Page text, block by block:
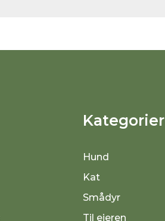
Kategorier
Hund
Kat
Smådyr
Til ejeren